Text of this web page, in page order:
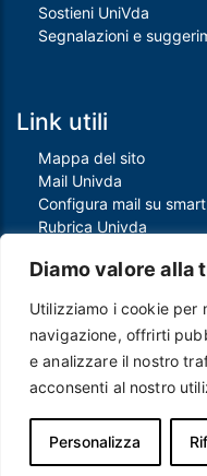
Diamo valore alla
Utilizziamo i cookie per
navigazione, offrirti
e analizzare il nostro
acconsenti al nostro
Personalizza
Sostieni UniVda
Segnalazioni e
Link utili
Mappa del sito
Mail Univda
Configura mail su
Rubrica Univda
Piè di pagina
Crediti
Note legali
Contatti
Privacy e Cookie policy
Protezione dei dati